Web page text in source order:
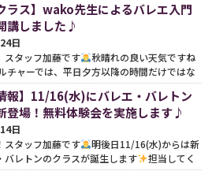
ラス】wako先生によるバレエ入門
講しました♪
日
スタッフ加藤です
秋晴れの良い天気ですね
チャーでは、平日夕方以降の時間だけではな
昼時間帯のレッスン拡充を試みるな...続きをみ
報】11/16(水)にバレエ・バレトン
登場！無料体験会を実施します♪
日
スタッフ加藤です
明後日11/16(水)からは新
バレトンのクラスが誕生します
担当してく